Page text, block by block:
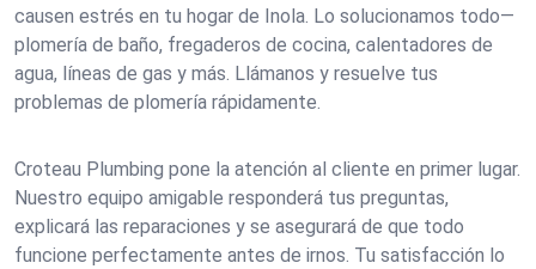
causen estrés en tu hogar de Inola. Lo solucionamos todo—
plomería de baño, fregaderos de cocina, calentadores de
agua, líneas de gas y más. Llámanos y resuelve tus
problemas de plomería rápidamente.
Croteau Plumbing pone la atención al cliente en primer lugar.
Nuestro equipo amigable responderá tus preguntas,
explicará las reparaciones y se asegurará de que todo
funcione perfectamente antes de irnos. Tu satisfacción lo